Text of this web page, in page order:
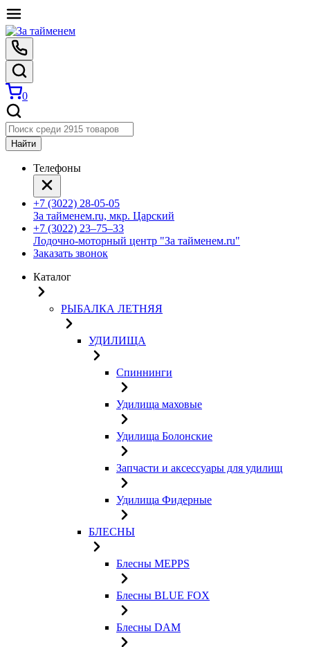
0
Найти
Телефоны
+7 (3022) 28-05-05
За тайменем.ru, мкр. Царский
+7 (3022) 23‒75‒33
Лодочно-моторный центр "За тайменем.ru"
Заказать звонок
Каталог
РЫБАЛКА ЛЕТНЯЯ
УДИЛИЩА
Спиннинги
Удилища маховые
Удилища Болонские
Запчасти и аксессуары для удилищ
Удилища Фидерные
БЛЕСНЫ
Блесны MEPPS
Блесны BLUE FOX
Блесны DAM